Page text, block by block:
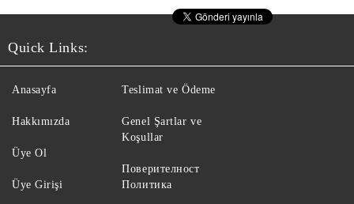
Quick Links:
Anasayfa
Hakkımızda
Üye Ol
Üye Girişi
Teslimat ve Ödeme
Genel Şartlar ve
Koşullar
Поверителност
Политика